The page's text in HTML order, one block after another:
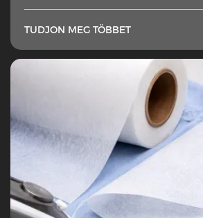
TUDJON MEG TÖBBET